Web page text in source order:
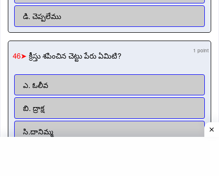
డి. చెప్పలేము
46➤ క్రీస్తు శపించిన చెట్టు పేరు ఏమిటి? 1 point
ఎ. ఓలీవ
బి. ద్రాక్ష
సి.దానిమ్మ